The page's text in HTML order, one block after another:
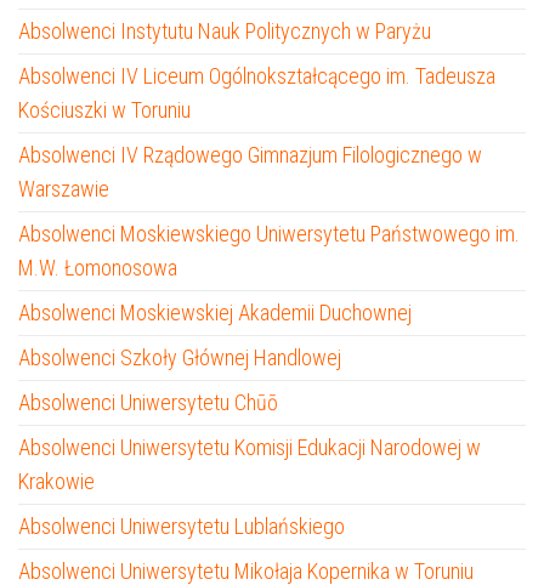
Absolwenci Instytutu Nauk Politycznych w Paryżu
Absolwenci IV Liceum Ogólnokształcącego im. Tadeusza
Kościuszki w Toruniu
Absolwenci IV Rządowego Gimnazjum Filologicznego w
Warszawie
Absolwenci Moskiewskiego Uniwersytetu Państwowego im.
M.W. Łomonosowa
Absolwenci Moskiewskiej Akademii Duchownej
Absolwenci Szkoły Głównej Handlowej
Absolwenci Uniwersytetu Chūō
Absolwenci Uniwersytetu Komisji Edukacji Narodowej w
Krakowie
Absolwenci Uniwersytetu Lublańskiego
Absolwenci Uniwersytetu Mikołaja Kopernika w Toruniu